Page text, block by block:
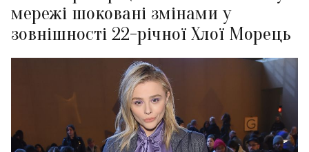
мережі шоковані змінами у
зовнішності 22-річної Хлої Морець